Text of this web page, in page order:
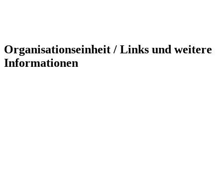
Organisationseinheit / Links und weitere
Informationen